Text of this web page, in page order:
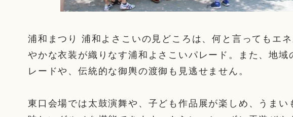
浦和まつり 浦和よさこいの見どころは、何と言ってもエ
やかな衣装が織りなす浦和よさこいパレード。また、地域
レードや、伝統的な御輿の渡御も見逃せません。
東口会場では太鼓演舞や、子ども作品展が楽しめ、うまい